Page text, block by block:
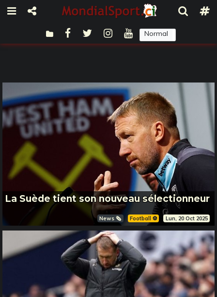
Normal
La Suède tient son nouveau sélectionneur
News 🗞️ Football ⚽️ Lun, 20 Oct 2025